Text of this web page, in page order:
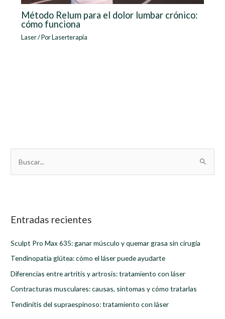
Método Relum para el dolor lumbar crónico:
cómo funciona
Laser/ PorLaserterapia
u
a
p
o
r
:
Entradas recientes
Sculpt Pro Max 635: ganar músculo y quemar grasa sin cirugía
Tendinopatía glútea: cómo el láser puede ayudarte
Diferencias entre artritis y artrosis: tratamiento con láser
Contracturas musculares: causas, síntomas y cómo tratarlas
Tendinitis del supraespinoso: tratamiento con láser